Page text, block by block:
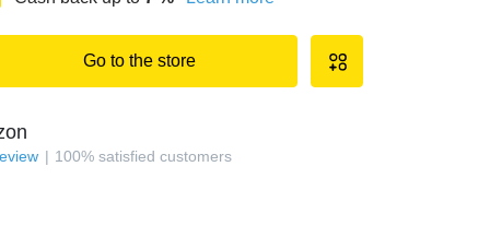
Go to the store
100% satisfied customers